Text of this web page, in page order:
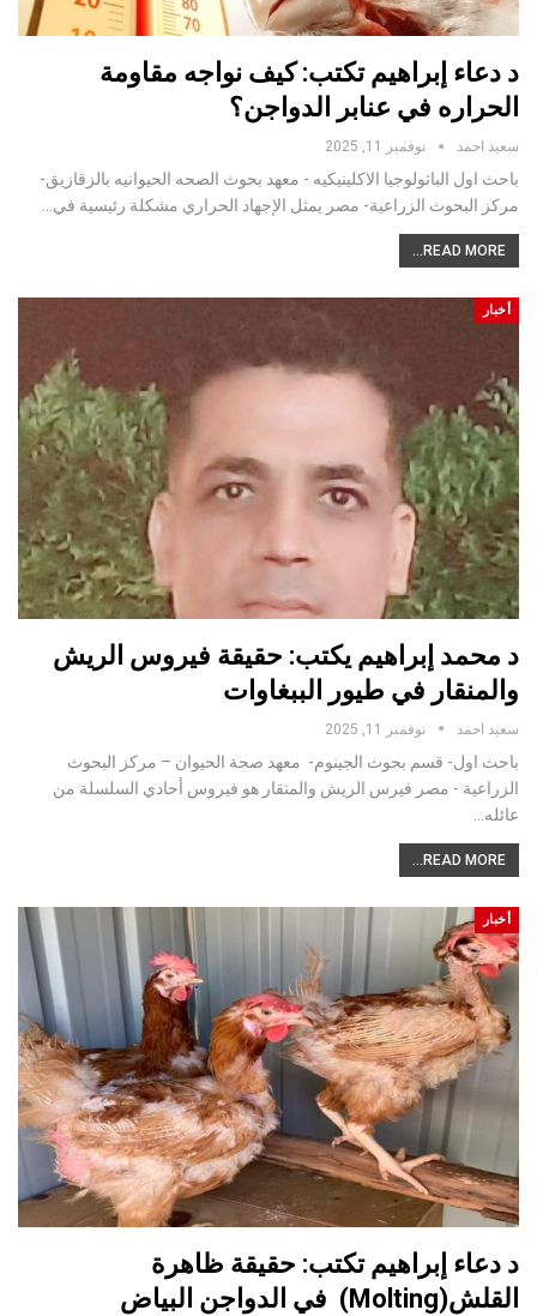
د دعاء إبراهيم تكتب: كيف نواجه مقاومة
الحراره في عنابر الدواجن؟
سعيد احمد نوفمبر 11, 2025
باحث اول الباثولوجيا الاكلينيكيه - معهد بحوث الصحه الحيوانيه بالزقازيق-
مركز البحوث الزراعية- مصر يمثل الإجهاد الحراري مشكلة رئيسية في…
READ MORE...
أخبار
د محمد إبراهيم يكتب: حقيقة فيروس الريش
والمنقار في طيور الببغاوات
سعيد احمد نوفمبر 11, 2025
باحث اول- قسم بحوث الجينوم- معهد صحة الحيوان – مركز البحوث
الزراعية - مصر فيرس الريش والمنقار هو فيروس أحادي السلسلة من
عائله…
READ MORE...
أخبار
د دعاء إبراهيم تكتب: حقيقة ظاهرة
القلش(Molting) في الدواجن البياض